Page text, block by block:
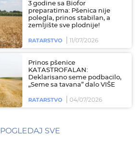
3 godine sa Biofor
preparatima: Pšenica nije
polegla, prinos stabilan, a
zemljište sve plodnije!
RATARSTVO 11/07/2026
Prinos pšenice
KATASTROFALAN:
Deklarisano seme podbacilo,
„Seme sa tavana” dalo VIŠE
RATARSTVO 04/07/2026
POGLEDAJ SVE